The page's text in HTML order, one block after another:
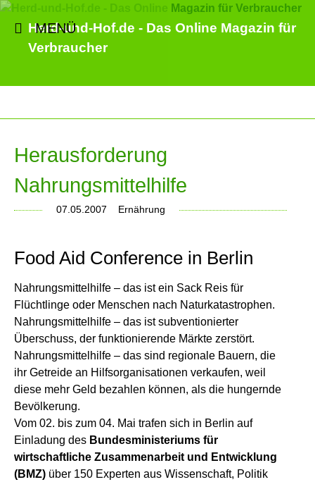
Herd-und-Hof.de - Das Online Magazin für
Verbraucher
MENÜ
Herausforderung
Nahrungsmittelhilfe
07.05.2007 Ernährung
Food Aid Conference in Berlin
Nahrungsmittelhilfe – das ist ein Sack Reis für
Flüchtlinge oder Menschen nach Naturkatastrophen.
Nahrungsmittelhilfe – das ist subventionierter
Überschuss, der funktionierende Märkte zerstört.
Nahrungsmittelhilfe – das sind regionale Bauern, die
ihr Getreide an Hilfsorganisationen verkaufen, weil
diese mehr Geld bezahlen können, als die hungernde
Bevölkerung.
Vom 02. bis zum 04. Mai trafen sich in Berlin auf
Einladung des Bundesministeriums für
wirtschaftliche Zusammenarbeit und Entwicklung
(BMZ) über 150 Experten aus Wissenschaft, Politik